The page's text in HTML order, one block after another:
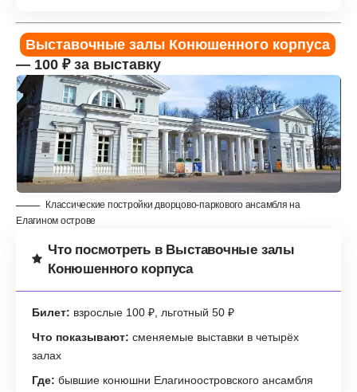
Выставочные залы Конюшенного корпуса
— 100 ₽ за выставку
Классические постройки дворцово-паркового ансамбля на
Елагином острове
Что посмотреть в Выставочные залы
Конюшенного корпуса
Билет: взрослые 100 ₽, льготный 50 ₽
Что показывают: сменяемые выставки в четырёх
залах
Где: бывшие конюшни Елагиноостровского ансамбля